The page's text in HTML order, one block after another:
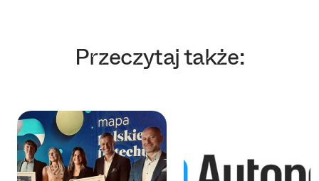
Przeczytaj także: